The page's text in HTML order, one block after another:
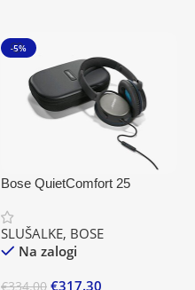
-5%
Bose QuietComfort 25
Samsung in Android, črne
SLUŠALKE, BOSE
Na zalogi
€334.00 €317.30